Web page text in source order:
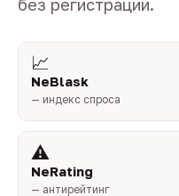
без регистрации.
📈
NeBlask
— индекс спроса
⚠️
NeRating
— антирейтинг